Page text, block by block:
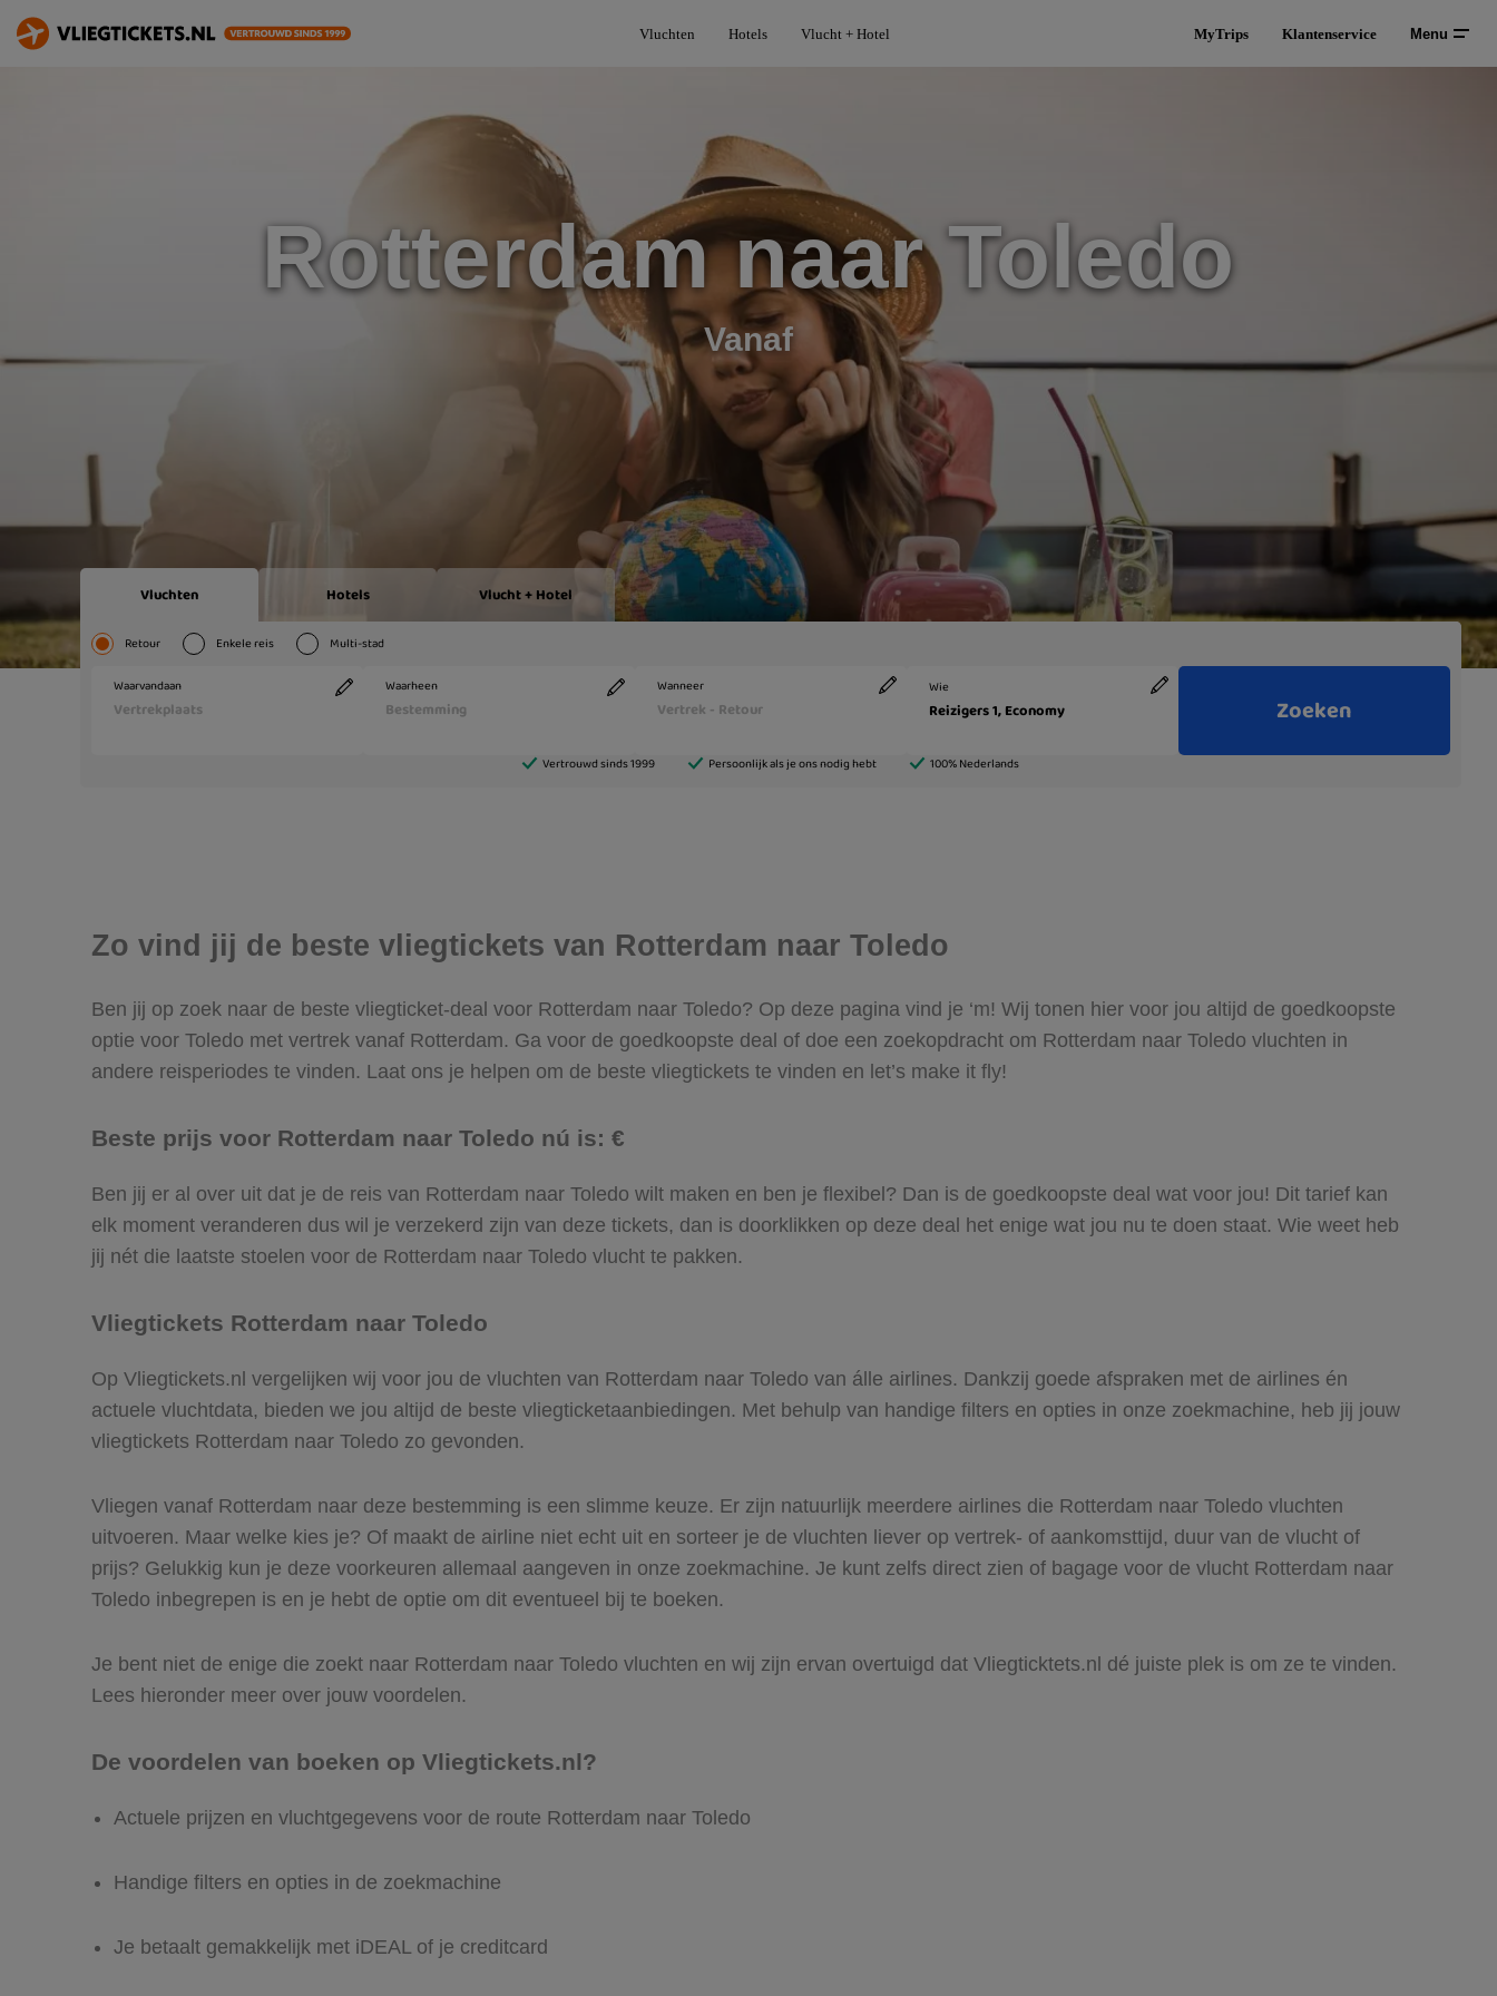
Vluchten Hotels Vlucht + Hotel MyTrips Klantenservice Menu
Rotterdam naar Toledo
Vanaf
Zo vind jij de beste vliegtickets van Rotterdam naar Toledo
Ben jij op zoek naar de beste vliegticket-deal voor Rotterdam naar Toledo? Op deze pagina vind je ‘m! Wij tonen hier voor jou altijd de goedkoopste
optie voor Toledo met vertrek vanaf Rotterdam. Ga voor de goedkoopste deal of doe een zoekopdracht om Rotterdam naar Toledo vluchten in
andere reisperiodes te vinden. Laat ons je helpen om de beste vliegtickets te vinden en let’s make it fly!
Beste prijs voor Rotterdam naar Toledo nú is: €
Ben jij er al over uit dat je de reis van Rotterdam naar Toledo wilt maken en ben je flexibel? Dan is de goedkoopste deal wat voor jou! Dit tarief kan
elk moment veranderen dus wil je verzekerd zijn van deze tickets, dan is doorklikken op deze deal het enige wat jou nu te doen staat. Wie weet heb
jij nét die laatste stoelen voor de Rotterdam naar Toledo vlucht te pakken.
Vliegtickets Rotterdam naar Toledo
Op Vliegtickets.nl vergelijken wij voor jou de vluchten van Rotterdam naar Toledo van álle airlines. Dankzij goede afspraken met de airlines én
actuele vluchtdata, bieden we jou altijd de beste vliegticketaanbiedingen. Met behulp van handige filters en opties in onze zoekmachine, heb jij jouw
vliegtickets Rotterdam naar Toledo zo gevonden.
Vliegen vanaf Rotterdam naar deze bestemming is een slimme keuze. Er zijn natuurlijk meerdere airlines die Rotterdam naar Toledo vluchten
uitvoeren. Maar welke kies je? Of maakt de airline niet echt uit en sorteer je de vluchten liever op vertrek- of aankomsttijd, duur van de vlucht of
prijs? Gelukkig kun je deze voorkeuren allemaal aangeven in onze zoekmachine. Je kunt zelfs direct zien of bagage voor de vlucht Rotterdam naar
Toledo inbegrepen is en je hebt de optie om dit eventueel bij te boeken.
Je bent niet de enige die zoekt naar Rotterdam naar Toledo vluchten en wij zijn ervan overtuigd dat Vliegticktets.nl dé juiste plek is om ze te vinden.
Lees hieronder meer over jouw voordelen.
De voordelen van boeken op Vliegtickets.nl?
Actuele prijzen en vluchtgegevens voor de route Rotterdam naar Toledo
Handige filters en opties in de zoekmachine
Je betaalt gemakkelijk met iDEAL of je creditcard